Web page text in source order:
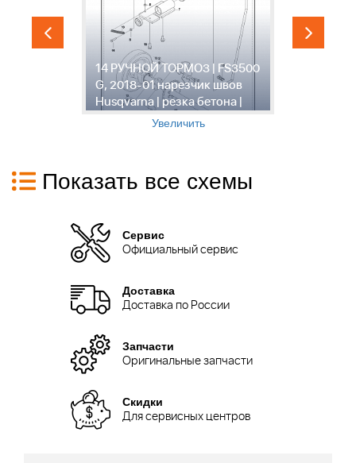
14 РУЧНОЙ ТОРМОЗ | FS3500
G, 2018-01 нарезчик швов
Husqvarna | резка бетона |
Увеличить
Показать все схемы
Сервис
Официальный сервис
Доставка
Доставка по России
Запчасти
Оригинальные запчасти
Скидки
Для сервисных центров